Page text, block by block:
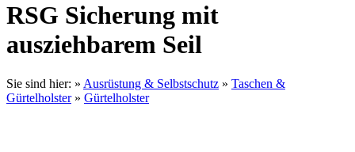
RSG Sicherung mit
ausziehbarem Seil
Sie sind hier: » Ausrüstung & Selbstschutz » Taschen &
Gürtelholster» Gürtelholster